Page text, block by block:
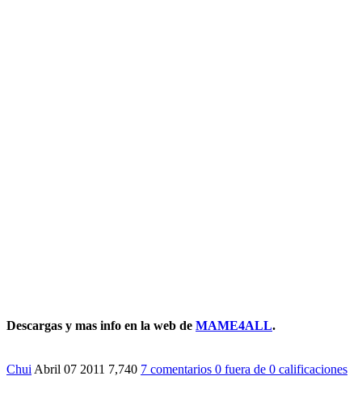
Descargas y mas info en la web de MAME4ALL.
Chui Abril 07 2011 7,740 7 comentarios 0 fuera de 0 calificaciones